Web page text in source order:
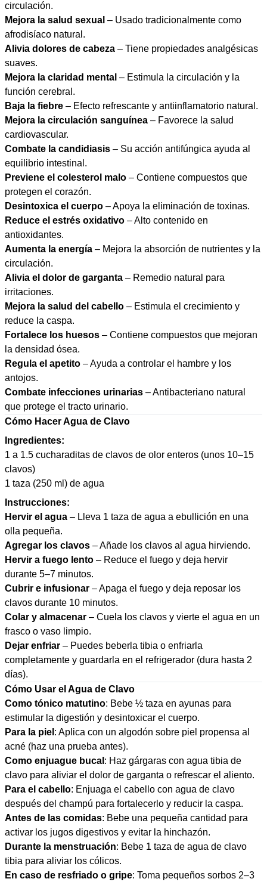
circulación.
Mejora la salud sexual – Usado tradicionalmente como
afrodisíaco natural.
Alivia dolores de cabeza – Tiene propiedades analgésicas
suaves.
Mejora la claridad mental – Estimula la circulación y la
función cerebral.
Baja la fiebre – Efecto refrescante y antiinflamatorio natural.
Mejora la circulación sanguínea – Favorece la salud
cardiovascular.
Combate la candidiasis – Su acción antifúngica ayuda al
equilibrio intestinal.
Previene el colesterol malo – Contiene compuestos que
protegen el corazón.
Desintoxica el cuerpo – Apoya la eliminación de toxinas.
Reduce el estrés oxidativo – Alto contenido en
antioxidantes.
Aumenta la energía – Mejora la absorción de nutrientes y la
circulación.
Alivia el dolor de garganta – Remedio natural para
irritaciones.
Mejora la salud del cabello – Estimula el crecimiento y
reduce la caspa.
Fortalece los huesos – Contiene compuestos que mejoran
la densidad ósea.
Regula el apetito – Ayuda a controlar el hambre y los
antojos.
Combate infecciones urinarias – Antibacteriano natural
que protege el tracto urinario.
Cómo Hacer Agua de Clavo
Ingredientes:
1 a 1.5 cucharaditas de clavos de olor enteros (unos 10–15
clavos)
1 taza (250 ml) de agua
Instrucciones:
Hervir el agua – Lleva 1 taza de agua a ebullición en una
olla pequeña.
Agregar los clavos – Añade los clavos al agua hirviendo.
Hervir a fuego lento – Reduce el fuego y deja hervir
durante 5–7 minutos.
Cubrir e infusionar – Apaga el fuego y deja reposar los
clavos durante 10 minutos.
Colar y almacenar – Cuela los clavos y vierte el agua en un
frasco o vaso limpio.
Dejar enfriar – Puedes beberla tibia o enfriarla
completamente y guardarla en el refrigerador (dura hasta 2
días).
Cómo Usar el Agua de Clavo
Como tónico matutino: Bebe ½ taza en ayunas para
estimular la digestión y desintoxicar el cuerpo.
Para la piel : Aplica con un algodón sobre piel propensa al
acné (haz una prueba antes).
Como enjuague bucal : Haz gárgaras con agua tibia de
clavo para aliviar el dolor de garganta o refrescar el aliento.
Para el cabello: Enjuaga el cabello con agua de clavo
después del champú para fortalecerlo y reducir la caspa.
Antes de las comidas: Bebe una pequeña cantidad para
activar los jugos digestivos y evitar la hinchazón.
Durante la menstruación: Bebe 1 taza de agua de clavo
tibia para aliviar los cólicos.
En caso de resfriado o gripe: Toma pequeños sorbos 2–3